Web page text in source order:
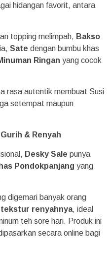
hidangan favorit, antara
topping melimpah, Bakso
Sate dengan bumbu khas
Ringan yang cocok
rasa autentik membuat Susi
setempat maupun
& Renyah
Desky Sale punya
Pondokpanjang yang
digemari banyak orang
tekstur renyahnya, ideal
teh sore hari. Produk ini
secara online bagi